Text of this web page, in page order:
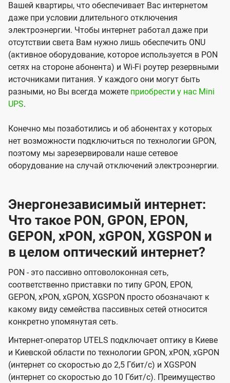
Вашей квартиры, что обеспечивает Вас интернетом
даже при условии длительного отключения
электроэнергии. Чтобы интернет работал даже при
отсутствии света Вам нужно лишь обеспечить ONU
(активное оборудование, которое используется в PON
сетях на стороне абонента) и Wi-Fi роутер резервными
источниками питания. У каждого они могут быть
разными, но Вы всегда можете приобрести у нас Mini
UPS.
Конечно мы позаботились и об абонентах у которых
нет возможности подключиться по технологии GPON,
поэтому мы зарезервировали наше сетевое
оборудование на случай отключений электроэнергии.
Энергонезависимый интернет:
Что такое PON, GPON, EPON,
GEPON, xPON, xGPON, XGSPON и
в целом оптический интернет?
PON - это пассивно оптоволоконная сеть,
соответственно приставки по типу GPON, EPON,
GEPON, xPON, xGPON, XGSPON просто обозначают к
какому виду семейства пассивных сетей относится
конкретно упомянутая сеть.
Интернет-оператор UTELS подключает оптику в Киеве
и Киевской области по технологии GPON, xPON, xGPON
(интернет со скоростью до 2,5 Гбит/с) и XGSPON
(интернет со скоростью до 10 Гбит/с). Преимущество